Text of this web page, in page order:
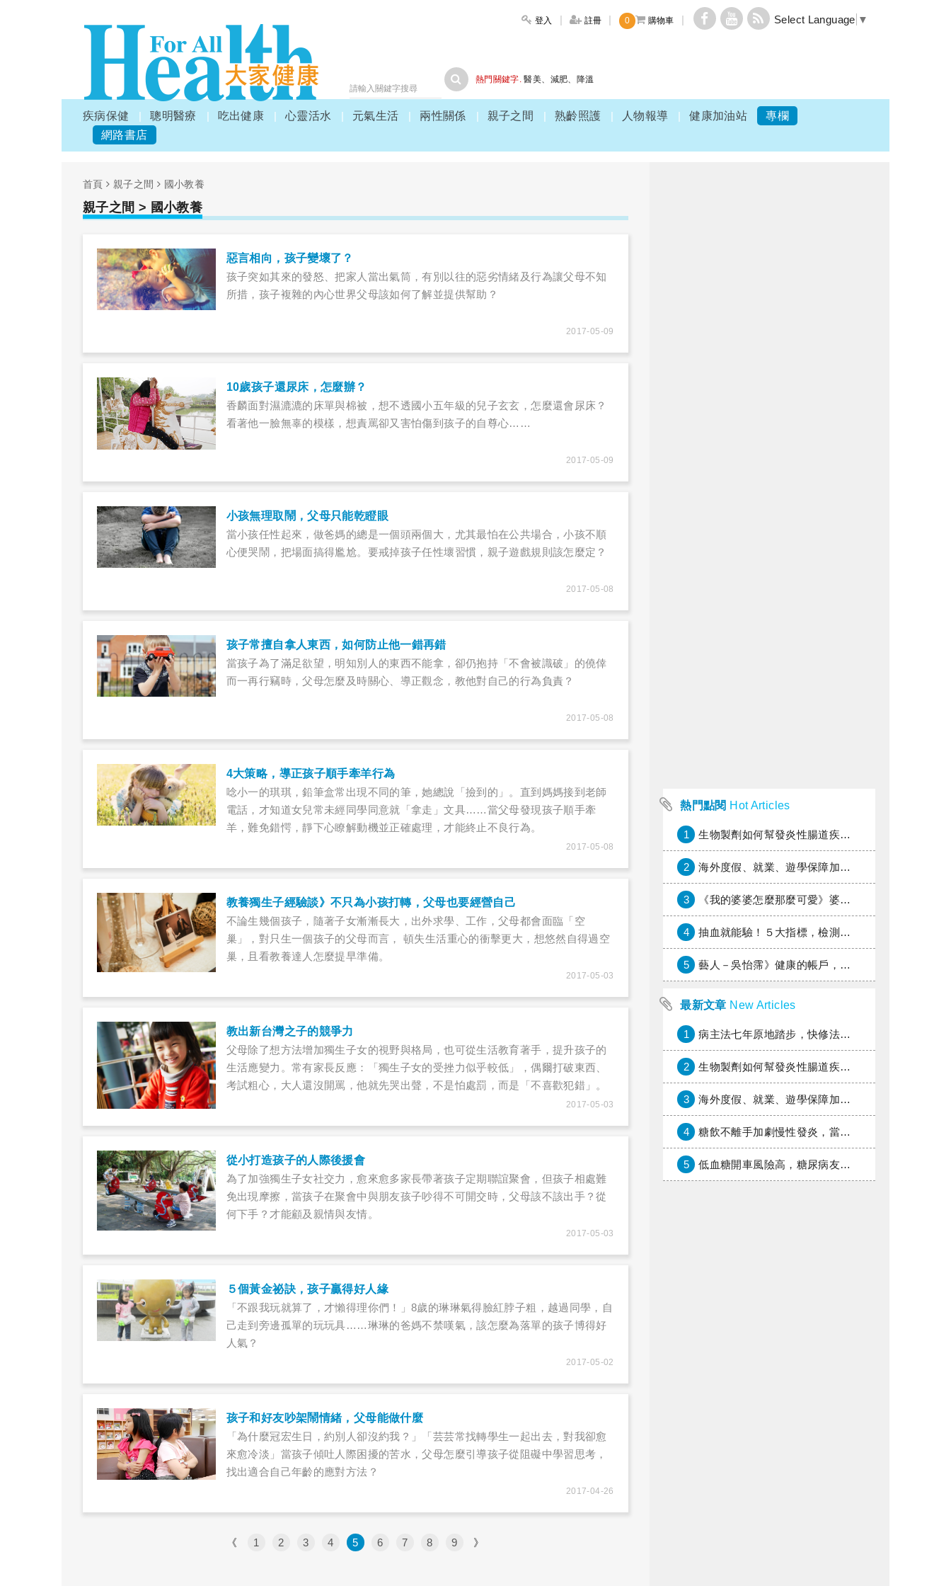
登入 註冊 0 購物車 Select Language ▼
熱門關鍵字. 醫美、 減肥、 降溫
疾病保健 聰明醫療 吃出健康 心靈活水 元氣生活 兩性關係 親子之間 熟齡照護 人物報導 健康加油站
專欄
網路書店
首頁 親子之間 國小教養
親子之間 > 國小教養
惡言相向，孩子變壞了？
孩子突如其來的發怒、把家人當出氣筒，有別以往的惡劣情緒及行為讓父母不知
所措，孩子複雜的內心世界父母該如何了解並提供幫助？
2017-05-09
10歲孩子還尿床，怎麼辦？
香麟面對濕漉漉的床單與棉被，想不透國小五年級的兒子玄玄，怎麼還會尿床？
看著他一臉無辜的模樣，想責罵卻又害怕傷到孩子的自尊心……
2017-05-09
小孩無理取鬧，父母只能乾瞪眼
當小孩任性起來，做爸媽的總是一個頭兩個大，尤其最怕在公共場合，小孩不順
心便哭鬧，把場面搞得尷尬。要戒掉孩子任性壞習慣，親子遊戲規則該怎麼定？
2017-05-08
孩子常擅自拿人東西，如何防止他一錯再錯
當孩子為了滿足欲望，明知別人的東西不能拿，卻仍抱持「不會被識破」的僥倖
而一再行竊時，父母怎麼及時關心、導正觀念，教他對自己的行為負責？
2017-05-08
4大策略，導正孩子順手牽羊行為
唸小一的琪琪，鉛筆盒常出現不同的筆，她總說「撿到的」。直到媽媽接到老師
電話，才知道女兒常未經同學同意就「拿走」文具……當父母發現孩子順手牽
羊，難免錯愕，靜下心瞭解動機並正確處理，才能終止不良行為。
2017-05-08
教養獨生子經驗談》不只為小孩打轉，父母也要經營自己
不論生幾個孩子，隨著子女漸漸長大，出外求學、工作，父母都會面臨「空
巢」，對只生一個孩子的父母而言， 頓失生活重心的衝擊更大，想悠然自得過空
巢，且看教養達人怎麼提早準備。
2017-05-03
教出新台灣之子的競爭力
父母除了想方法增加獨生子女的視野與格局，也可從生活教育著手，提升孩子的
生活應變力。常有家長反應：「獨生子女的受挫力似乎較低」，偶爾打破東西、
考試粗心，大人還沒開罵，他就先哭出聲，不是怕處罰，而是「不喜歡犯錯」。
對此，友緣基金會副執行長黃倫芬建議家長不妨「露個破綻」，讓孩子知道爸媽
2017-05-03
從小打造孩子的人際後援會
為了加強獨生子女社交力，愈來愈多家長帶著孩子定期聯誼聚會，但孩子相處難
免出現摩擦，當孩子在聚會中與朋友孩子吵得不可開交時，父母該不該出手？從
何下手？才能顧及親情與友情。
2017-05-03
５個黃金祕訣，孩子贏得好人緣
「不跟我玩就算了，才懶得理你們！」8歲的琳琳氣得臉紅脖子粗，越過同學，自
己走到旁邊孤單的玩玩具……琳琳的爸媽不禁嘆氣，該怎麼為落單的孩子博得好
人氣？
2017-05-02
孩子和好友吵架鬧情緒，父母能做什麼
「為什麼冠宏生日，約別人卻沒約我？」「芸芸常找轉學生一起出去，對我卻愈
來愈冷淡」當孩子傾吐人際困擾的苦水，父母怎麼引導孩子從阻礙中學習思考，
找出適合自己年齡的應對方法？
2017-04-26
《 1 2 3 4 5 6 7 8 9 》
熱門點閱 Hot Articles
1 生物製劑如何幫發炎性腸道疾病患者抗潰瘍？治療進展與健保給付困境一次看
2 海外度假、就業、遊學保障加倍，富邦產險「一期逐夢」專案加碼遠距醫療與緊急救援
3 《我的婆婆怎麼那麼可愛》婆婆希望媳婦放棄領取已故兒子身故理賠金，可以這樣做嗎？
4 抽血就能驗！５大指標，檢測身體是否發炎
5 藝人－吳怡霈》健康的帳戶，年輕時別提光
最新文章 New Articles
1 病主法七年原地踏步，快修法讓病人自主決定善終
2 生物製劑如何幫發炎性腸道疾病患者抗潰瘍？治療進展與健保給付困境一次看
3 海外度假、就業、遊學保障加倍，富邦產險「一期逐夢」專案加碼遠距醫療與緊急救援
4 糖飲不離手加劇慢性發炎，當心老化與慢性病提早報到
5 低血糖開車風險高，糖尿病友上路必學的安全守則